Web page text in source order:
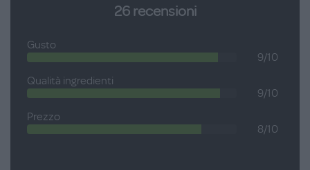
26recensioni
Gusto
9/10
Qualità ingredienti
9/10
Prezzo
8/10